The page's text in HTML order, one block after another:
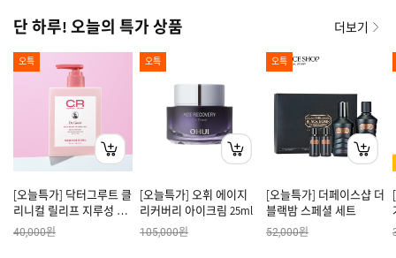
단 하루! 오늘의 특가 상품 더보기
오특
[오늘특가] 닥터그루트 클
리니컬 릴리프 지루성 두
피용 컨디셔너 350ml
40,000원
오특
[오늘특가] 오휘 에이지
리커버리 아이크림 25ml
105,000원
오특
[오늘특가] 더페이스샵 더
블랙밤 스페셜 세트
52,000원